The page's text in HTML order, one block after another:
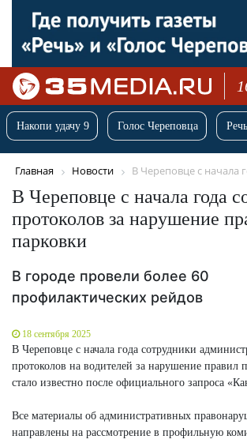
Накопи удачу 9 Голос Череповца Речь
Главная Новости В Череповце с начала
В Череповце с начала года
протоколов за нарушение
парковки
В городе провели более 60
профилактических рейдов
18 сентября 2025
В Череповце с начала года сотрудники
протоколов на водителей за нарушение правил
стало известно после официального запроса
Все материалы об административных
направлены на рассмотрение в профильную